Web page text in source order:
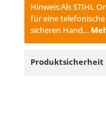
Hinweis:Als STIHL
für eine
sicheren Hand…
Produktsicherheit